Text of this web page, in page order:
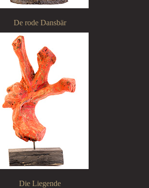
De rode Dansbär
Die Liegende